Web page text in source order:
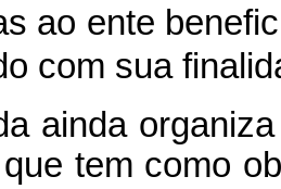
ao ente
com sua
ainda
tem como